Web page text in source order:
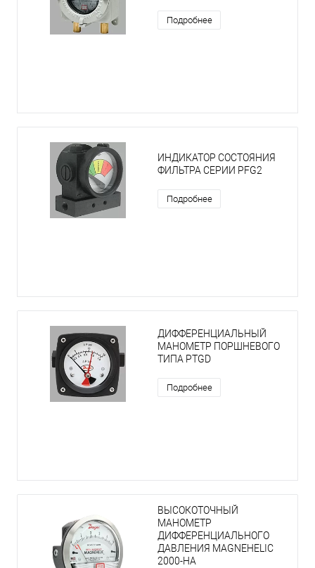
Подробнее
ИНДИКАТОР СОСТОЯНИЯ
ФИЛЬТРА СЕРИИ PFG2
Подробнее
ДИФФЕРЕНЦИАЛЬНЫЙ
МАНОМЕТР ПОРШНЕВОГО
ТИПА PTGD
Подробнее
ВЫСОКОТОЧНЫЙ
МАНОМЕТР
ДИФФЕРЕНЦИАЛЬНОГО
ДАВЛЕНИЯ MAGNEHELIC
2000-НА